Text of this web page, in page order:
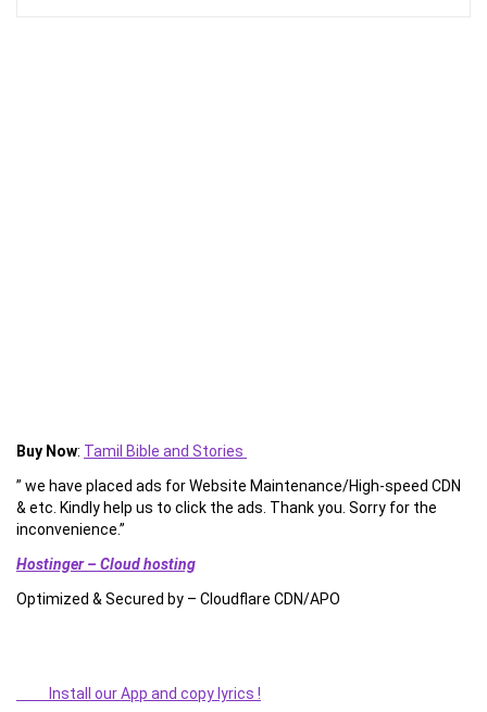
Buy Now: Tamil Bible and Stories
” we have placed ads for Website Maintenance/High-speed CDN
& etc. Kindly help us to click the ads. Thank you. Sorry for the
inconvenience.”
Hostinger – Cloud hosting
Optimized & Secured by – Cloudflare CDN/APO
Install our App and copy lyrics !